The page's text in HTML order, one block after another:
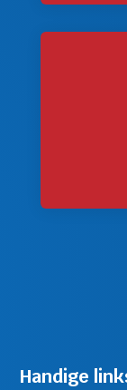
Handige